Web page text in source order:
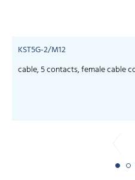
KST5G-2/M12
cable, 5 contacts, female cable